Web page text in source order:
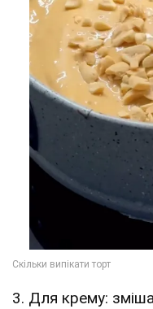
3. Для крему: